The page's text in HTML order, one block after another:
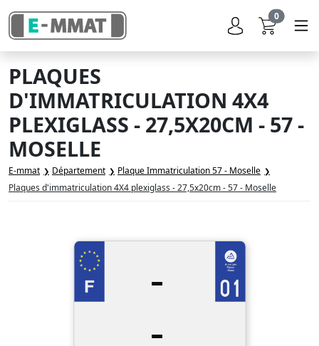
0
PLAQUES
D'IMMATRICULATION 4X4
PLEXIGLASS - 27,5X20CM - 57 -
MOSELLE
E-mmat Département
Plaque Immatriculation 57 - Moselle
Plaques d'immatriculation 4X4 plexiglass - 27,5x20cm - 57 - Moselle
-
-